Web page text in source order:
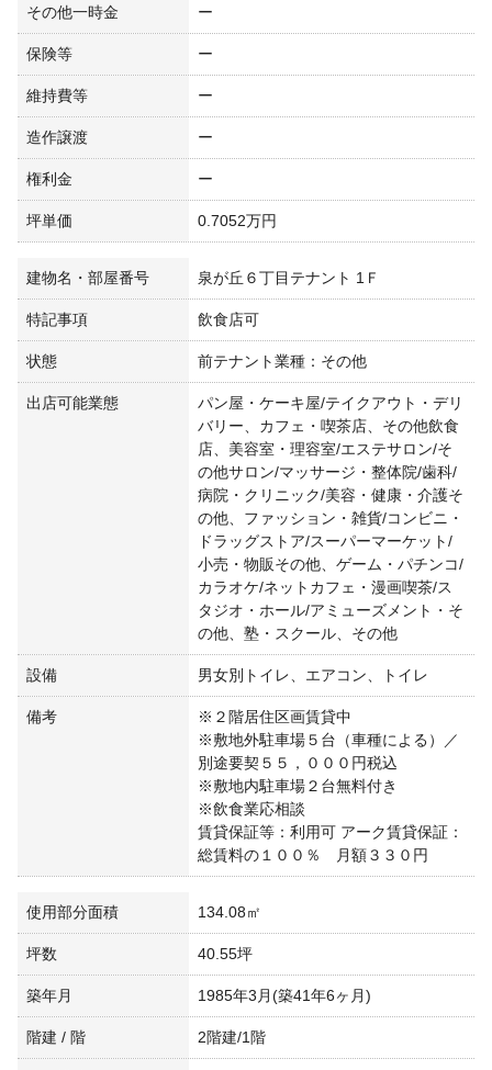
その他一時金 ー
保険等 ー
維持費等 ー
造作譲渡 ー
権利金 ー
坪単価 0.7052万円
建物名・部屋番号 泉が丘６丁目テナント 1Ｆ
特記事項 飲食店可
状態 前テナント業種：その他
出店可能業態
パン屋・ケーキ屋/テイクアウト・デリ
バリー、カフェ・喫茶店、その他飲食
店、美容室・理容室/エステサロン/そ
の他サロン/マッサージ・整体院/歯科/
病院・クリニック/美容・健康・介護そ
の他、ファッション・雑貨/コンビニ・
ドラッグストア/スーパーマーケット/
小売・物販その他、ゲーム・パチンコ/
カラオケ/ネットカフェ・漫画喫茶/ス
タジオ・ホール/アミューズメント・そ
の他、塾・スクール、その他
設備 男女別トイレ、エアコン、トイレ
備考
※２階居住区画賃貸中
※敷地外駐車場５台（車種による）／
別途要契５５，０００円税込
※敷地内駐車場２台無料付き
※飲食業応相談
賃貸保証等：利用可 アーク賃貸保証：
総賃料の１００％ 月額３３０円
使用部分面積 134.08㎡
坪数 40.55坪
築年月 1985年3月(築41年6ヶ月)
階建 / 階 2階建/1階